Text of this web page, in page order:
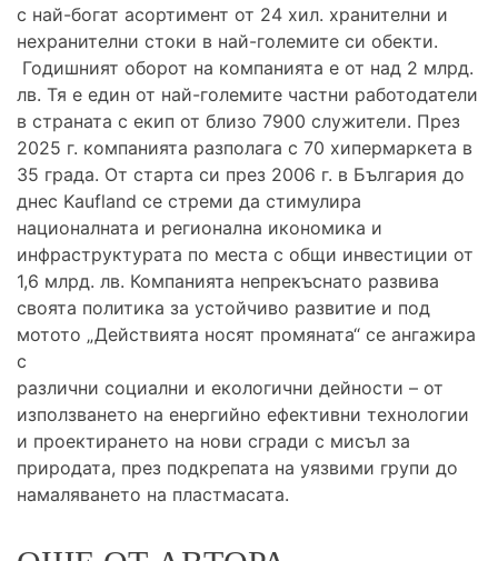
с най-богат асортимент от 24 хил. хранителни и
нехранителни стоки в най-големите си обекти.
Годишният оборот на компанията е от над 2 млрд.
лв. Тя е един от най-големите частни работодатели
в страната с екип от близо 7900 служители. През
2025 г. компанията разполага с 70 хипермаркета в
35 града. От старта си през 2006 г. в България до
днес Kaufland се стреми да стимулира
националната и регионална икономика и
инфраструктурата по места с общи инвестиции от
1,6 млрд. лв. Компанията непрекъснато развива
своята политика за устойчиво развитие и под
мотото „Действията носят промяната“ се ангажира
с
различни социални и екологични дейности – от
използването на енергийно ефективни технологии
и проектирането на нови сгради с мисъл за
природата, през подкрепата на уязвими групи до
намаляването на пластмасата.